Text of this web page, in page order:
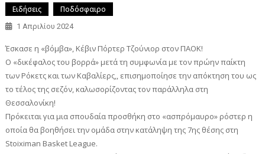
Ειδήσεις Ποδόσφαιρο
1 Απριλίου 2024
Έσκασε η «βόμβα», Κέβιν Πόρτερ Τζούνιορ στον ΠΑΟΚ!
Ο «δικέφαλος του βορρά» μετά τη συμφωνία με τον πρώην παίκτη
των Ρόκετς και των Καβαλίερς,, επισημοποίησε την απόκτηση του ως
το τέλος της σεζόν, καλωσορίζοντας τον παράλληλα στη
Θεσσαλονίκη!
Πρόκειται για μια σπουδαία προσθήκη στο «ασπρόμαυρο» ρόστερ η
οποία θα βοηθήσει την ομάδα στην κατάληψη της 7ης θέσης στη
Stoiximan Basket League.